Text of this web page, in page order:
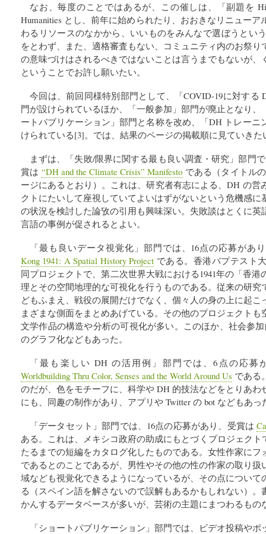
なお、毎度のことではあるが、この催しは、「副題を
Humanities とし、前年に始められたり、おおきなリニュー
わるリソースのなかから、いいものをみんなで選ぼうとい
をとわず、また、適格審査もない、コミュニティ内のお祭
の意味づけはされるべきではないことは言うまでもないが、
ということでお許し願いたい。
今回は、前回同様特別部門として、「COVID-19に対する
門が設けられているほか、「一般参加」部門が廃止となり
ートパブリケーション」部門と名称を改め、「DH トレーニ
けられている[3]。では、結果のページの掲載順に見ていきた
まずは、「失敗/限界に関する最も良い調査・研究」部門
賞は “DH and the Climate Crisis” Manifesto である（タイトル
ージにあるとおり）。これは、研究者有志による、DH の営
クトにたいして座視していてよいはずがないという危機感
の状況を検討した論攷の引用も興味深い。失敗談はとくに英
言語の事例が促されるとよい。
「最も良いデータ視覚化」部門では、16点の応募があ
Kong 1941: A Spatial History Project である。香港バプテスト
同プロジェクトで、第二次世界大戦における1941年の「香
理とその空間地理的な可視化を行うものである。従来の研究
どもふまえ、戦役の展開だけでなく、個々人の身の上に起
まざまな側面をまとめあげている。その他のプロジェクト
文学作品の構造や分析の可視化が多い。このほか、社会参
のグラフ化などもあった。
「最も楽しい DH の活用例」部門では、6点の応
Worldbuilding Thru Color, Senses and the World Around Us である
のだが、色をモチーフに、科学や DH 的技法などをとりあわ
にも、同趣の制作があり、アプリや Twitter の bot などもあっ
「データセット」部門では、16点の応募があり、受賞は
ある。これは、メキシコ政府の助成にもとづくプロジェクト
たるまでの短編をカタログ化したものである。女性作家に
であるとのことであるが、男性やその他の性の作家の取り
域なども視覚化できるようになっているが、その点について
る（スペイン語を解さないので誤解もあるかもしれない）
かんするデータベースが多いが、芸術の主題にまつわるもの
「ショートパブリケーション」部門では、ビデオ投稿や